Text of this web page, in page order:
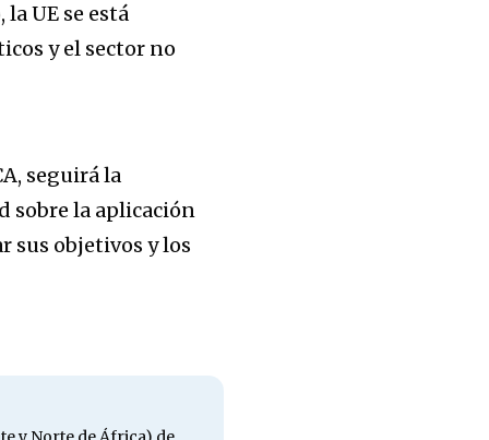
UE se está
y el sector no
seguirá la
sobre la aplicación
sus objetivos y los